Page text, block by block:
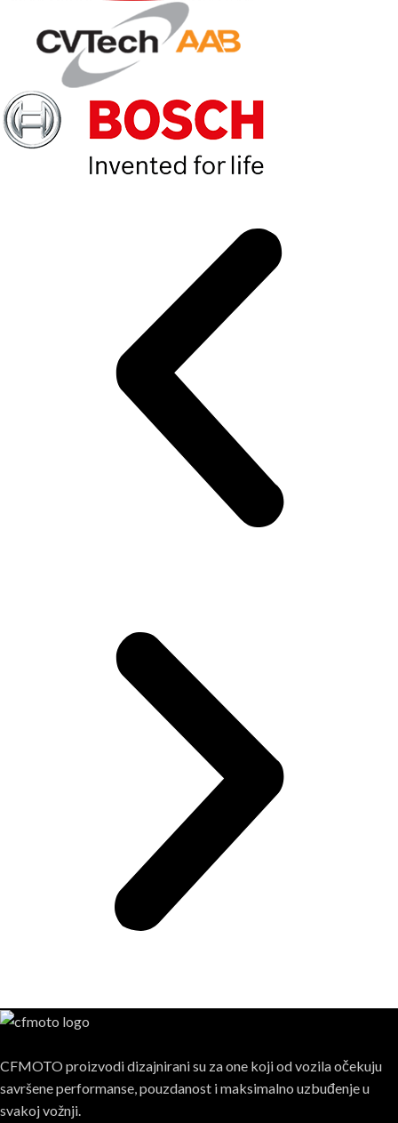
CFMOTO proizvodi dizajnirani su za one koji od vozila očekuju
savršene performanse, pouzdanost i maksimalno uzbuđenje u
svakoj vožnji.